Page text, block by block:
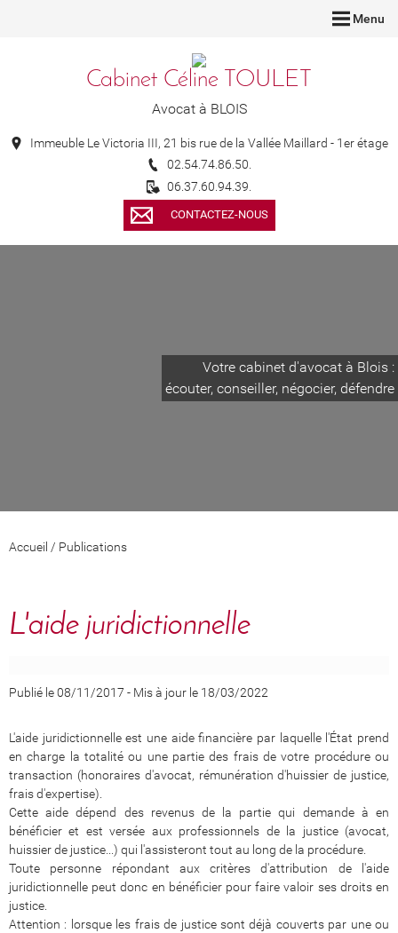
Menu
Cabinet Céline TOULET
Avocat à BLOIS
Immeuble Le Victoria III, 21 bis rue de la Vallée Maillard - 1er étage
02.54.74.86.50.
06.37.60.94.39.
CONTACTEZ-NOUS
Votre cabinet d'avocat à Blois :
écouter, conseiller, négocier, défendre
Accueil / Publications
L'aide juridictionnelle
Publié le 08/11/2017 - Mis à jour le 18/03/2022
L'aide juridictionnelle est une aide financière par laquelle l'État prend
en charge la totalité ou une partie des frais de votre procédure ou
transaction (honoraires d'avocat, rémunération d'huissier de justice,
frais d'expertise).
Cette aide dépend des revenus de la partie qui demande à en
bénéficier et est versée aux professionnels de la justice (avocat,
huissier de justice...) qui l'assisteront tout au long de la procédure.
Toute personne répondant aux critères d'attribution de l'aide
juridictionnelle peut donc en bénéficier pour faire valoir ses droits en
justice.
Attention : lorsque les frais de justice sont déjà couverts par une ou